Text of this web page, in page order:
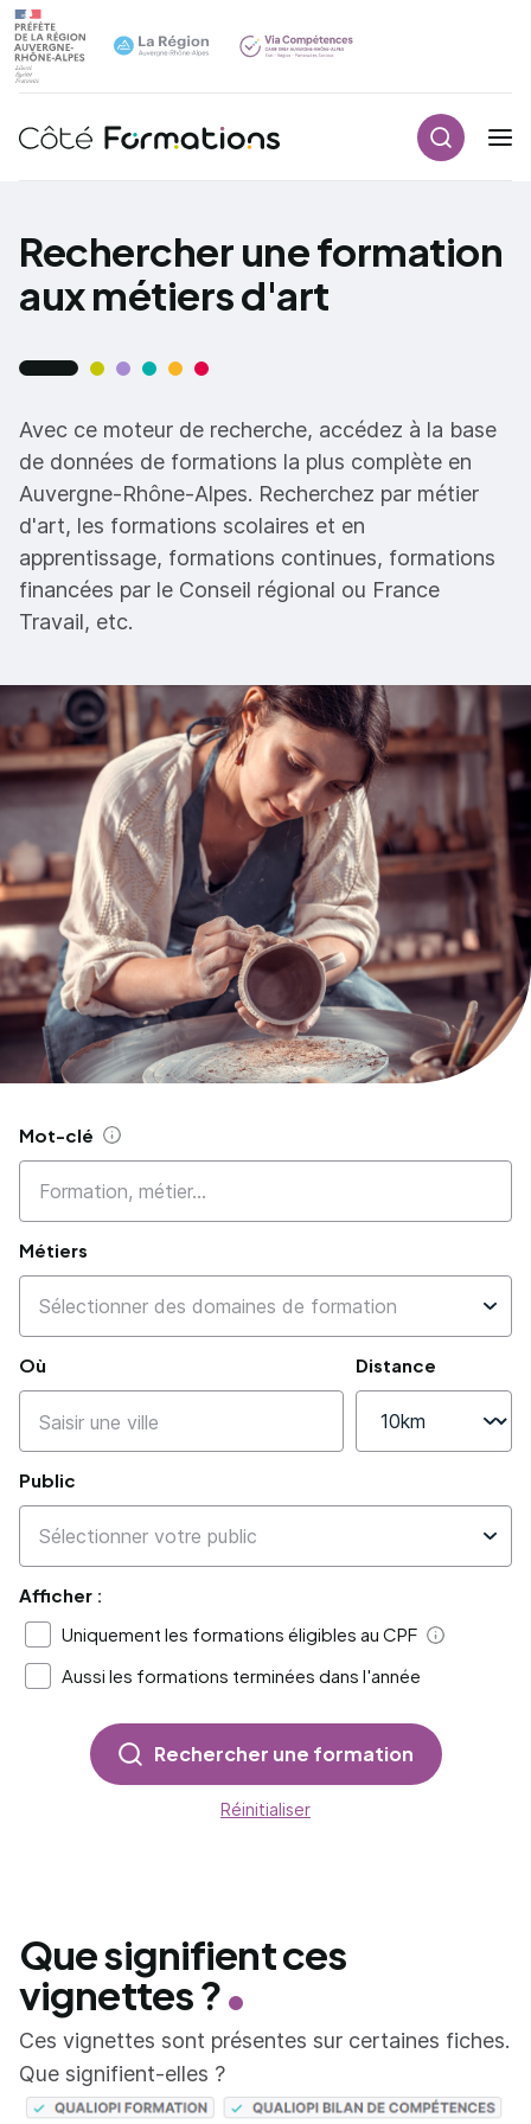
Navigation principale
Rechercher une formation
aux métiers d'art
Avec ce moteur de recherche, accédez à la base
de données de formations la plus complète en
Auvergne-Rhône-Alpes. Recherchez par métier
d'art, les formations scolaires et en
apprentissage, formations continues, formations
financées par le Conseil régional ou France
Travail, etc.
Mot-clé Aide
Métiers
Où Distance
Public
Afficher :
Uniquement les formations éligibles au CPF
Aide
Aussi les formations terminées dans l'année
Rechercher une formation
Réinitialiser
Que signifient ces
vignettes ?
Ces vignettes sont présentes sur certaines fiches.
Que signifient-elles ?